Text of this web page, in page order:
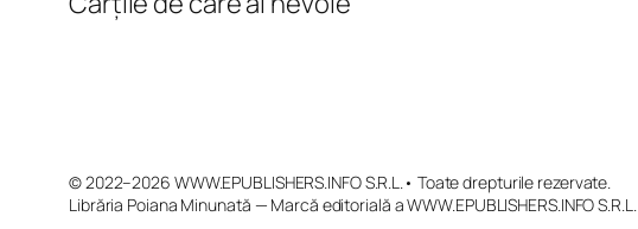
© 2022–2026 WWW.EPUBLISHERS.INFO S.R.L.• Toate drepturile rezervate.
Librăria Poiana Minunată — Marcă editorială a WWW.EPUBLISHERS.INFO S.R.L.